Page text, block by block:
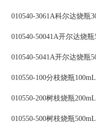
010540-3061A科尔达烧瓶
010540-50041A开尔达烧
010540-5041A开尔达烧瓶
010550-100分枝烧瓶100mL
010550-200树枝烧瓶200mL
010550-500树枝烧瓶500mL